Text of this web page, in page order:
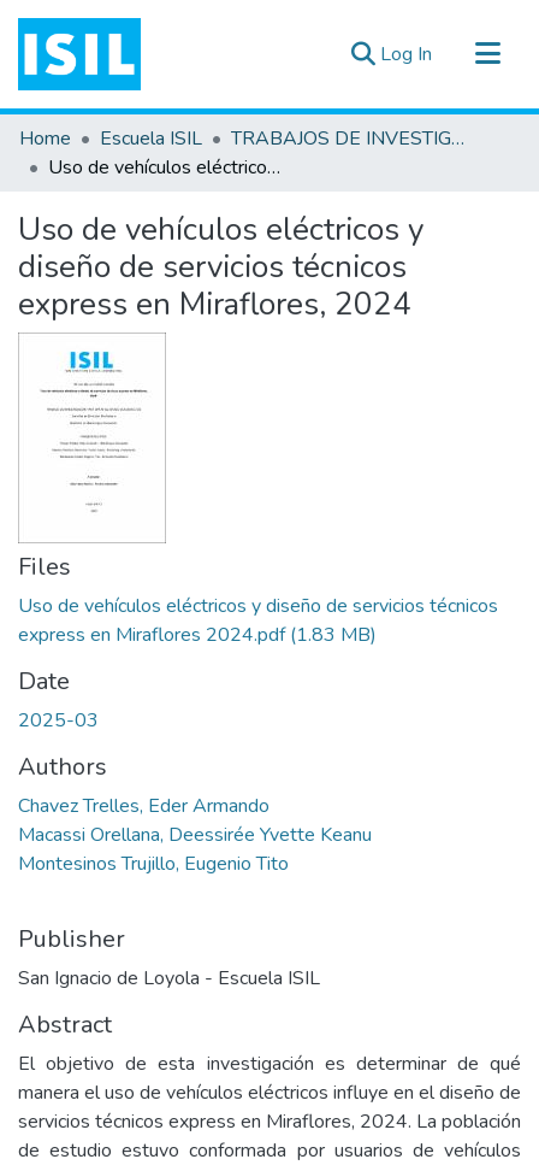
Log In (current)
All of DSpace
Statistics
Documentos ▾
Home Escuela ISIL
TRABAJOS DE INVESTIGACIÓN
Uso de vehículos eléctricos y diseño de servicios técnicos express en Miraflores, 2024
Uso de vehículos eléctricos y
diseño de servicios técnicos
express en Miraflores, 2024
Files
Uso de vehículos eléctricos y diseño de servicios técnicos
express en Miraflores 2024.pdf(1.83 MB)
Date
2025-03
Authors
Chavez Trelles, Eder Armando
Macassi Orellana, Deessirée Yvette Keanu
Montesinos Trujillo, Eugenio Tito
Publisher
San Ignacio de Loyola - Escuela ISIL
Abstract
El objetivo de esta investigación es determinar de qué
manera el uso de vehículos eléctricos influye en el diseño de
servicios técnicos express en Miraflores, 2024. La población
de estudio estuvo conformada por usuarios de vehículos